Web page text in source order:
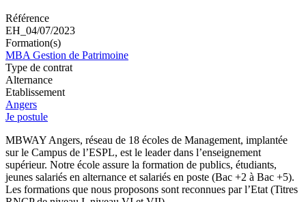
Référence
EH_04/07/2023
Formation(s)
MBA Gestion de Patrimoine
Type de contrat
Alternance
Etablissement
Angers
Je postule
MBWAY Angers, réseau de 18 écoles de Management, implantée
sur le Campus de l’ESPL, est le leader dans l’enseignement
supérieur. Notre école assure la formation de publics, étudiants,
jeunes salariés en alternance et salariés en poste (Bac +2 à Bac +5).
Les formations que nous proposons sont reconnues par l’Etat (Titres